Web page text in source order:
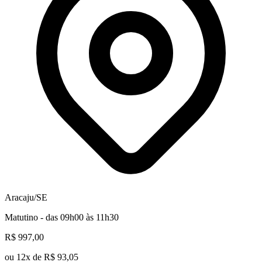
Aracaju/SE
Matutino - das 09h00 às 11h30
R$ 997,00
ou 12x de R$ 93,05